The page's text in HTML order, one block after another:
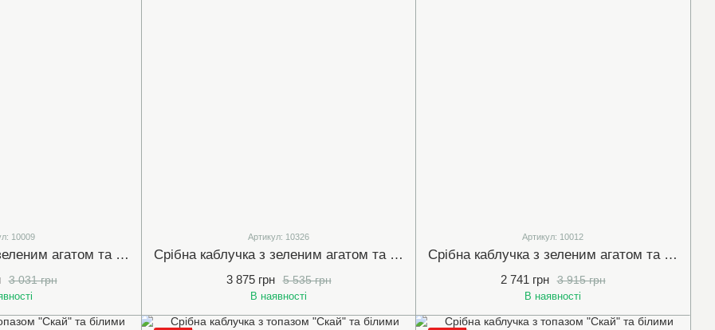
10009
Срібна каблучка з зеленим агатом та фіанітами (арт.10009)
3 031 грн
Артикул: 10326
Срібна каблучка з зеленим агатом та чорними фіанітами (10326)
5 535 грн
3 875 грн
В наявності
Артикул: 10012
Срібна каблучка з зеленим агатом та фіанітами (арт.10012)
3 915 грн
2 741 грн
В наявності